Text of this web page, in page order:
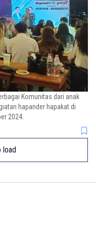
Komunitas dari anak
hapander hapakat di
2024.
load